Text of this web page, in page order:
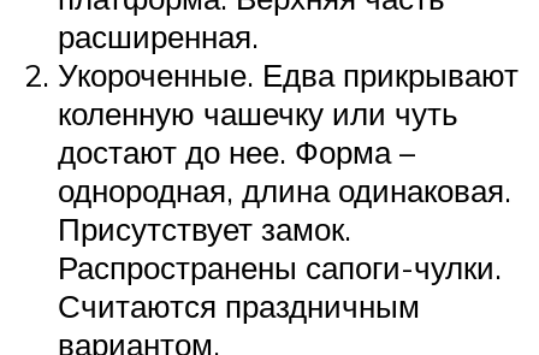
расширенная.
Укороченные. Едва прикрывают
коленную чашечку или чуть
достают до нее. Форма –
однородная, длина одинаковая.
Присутствует замок.
Распространены сапоги-чулки.
Считаются праздничным
вариантом.